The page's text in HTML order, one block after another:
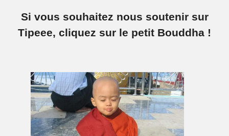
Si vous souhaitez nous soutenir sur
Tipeee, cliquez sur le petit Bouddha !